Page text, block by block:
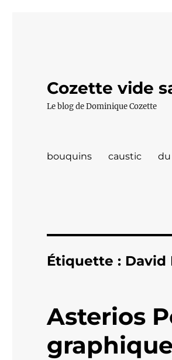
Cozette vide
Le blog de Dominique Cozette
bouquins caustic du
Étiquette : David
Asterios
graphique